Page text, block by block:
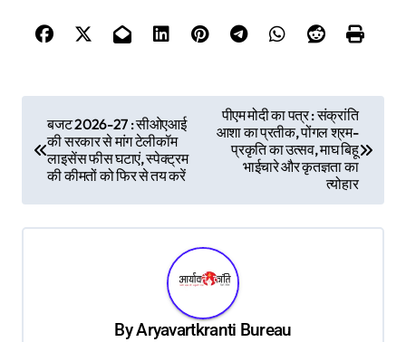
t
n
बजट 2026-27 : सीओएआई
की सरकार से मांग टेलीकॉम
लाइसेंस फीस घटाएं, स्पेक्ट्रम
की कीमतों को फिर से तय करें
पीएम मोदी का पत्र : संक्रांति
आशा का प्रतीक, पोंगल श्रम-
प्रकृति का उत्सव, माघ बिहू
भाईचारे और कृतज्ञता का
त्योहार
ByAryavartkranti Bureau